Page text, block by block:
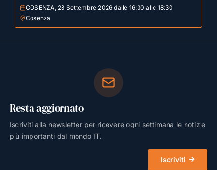
COSENZA, 28 Settembre 2026 dalle 16:30 alle 18:30
Cosenza
Resta aggiornato
Iscriviti alla newsletter per ricevere ogni settimana le notizie
più importanti dal mondo IT.
Iscriviti